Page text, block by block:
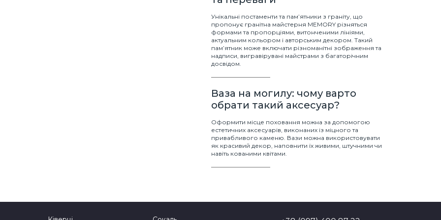
Унікальні постаменти та пам’ятники з граніту, що
пропонує гранітна майстерня MEMORY різняться
формами та пропорціями, витонченими лініями,
актуальним кольором і авторським декором. Такий
пам’ятник може включати різноманітні зображення та
надписи, вигравірувані майстрами з багаторічним
досвідом.
Ваза на могилу: чому варто
обрати такий аксесуар?
Оформити місце поховання можна за допомогою
естетичних аксесуарів, виконаних із міцного та
привабливого каменю. Вази можна використовувати
як красивий декор, наповнити їх живими, штучними чи
навіть кованими квітами.